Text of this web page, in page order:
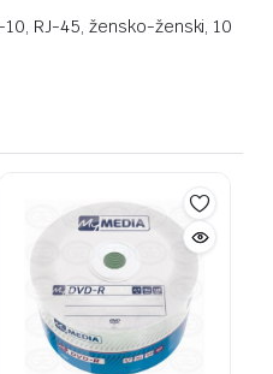
10, RJ-45, žensko-ženski, 10